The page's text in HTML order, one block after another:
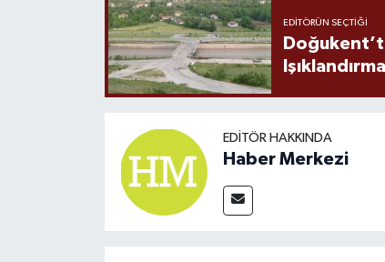
EDITÖRÜN SEÇTIĞI
EDITÖR HAKKINDA
Haber Merkezi